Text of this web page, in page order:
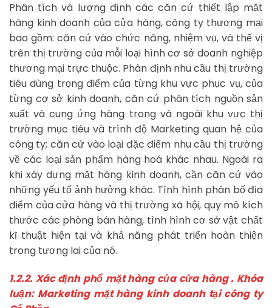
Phân tích và lượng định các căn cứ thiết lập mặt
hàng kinh doanh của cửa hàng, công ty thương mại
bao gồm: căn cứ vào chức năng, nhiệm vụ, và thế vị
trên thị trường của mỗi loại hình cơ sở doanh nghiệp
thương mại trực thuộc. Phân định nhu cầu thị trường
tiêu dùng trọng điểm của từng khu vực phục vụ, của
từng cơ sở kinh doanh, căn cứ phân tích nguồn sản
xuất và cung ứng hàng trong và ngoài khu vực thị
trường mục tiêu và trình độ Marketing quan hệ của
công ty; căn cứ vào loại đặc điểm nhu cầu thị trường
về các loại sản phẩm hàng hoá khác nhau. Ngoài ra
khi xây dựng mặt hàng kinh doanh, cần căn cứ vào
những yếu tố ảnh hưởng khác. Tình hình phân bố địa
điểm của cửa hàng và thị trường xã hội, quy mô kích
thước các phòng bán hàng, tình hình cơ sở vật chất
kĩ thuật hiện tại và khả năng phát triển hoàn thiện
trong tương lai của nó.
1.2.2. Xác định phổ mặt hàng của cửa hàng . Khóa
luận: Marketing mặt hàng kinh doanh tại công ty